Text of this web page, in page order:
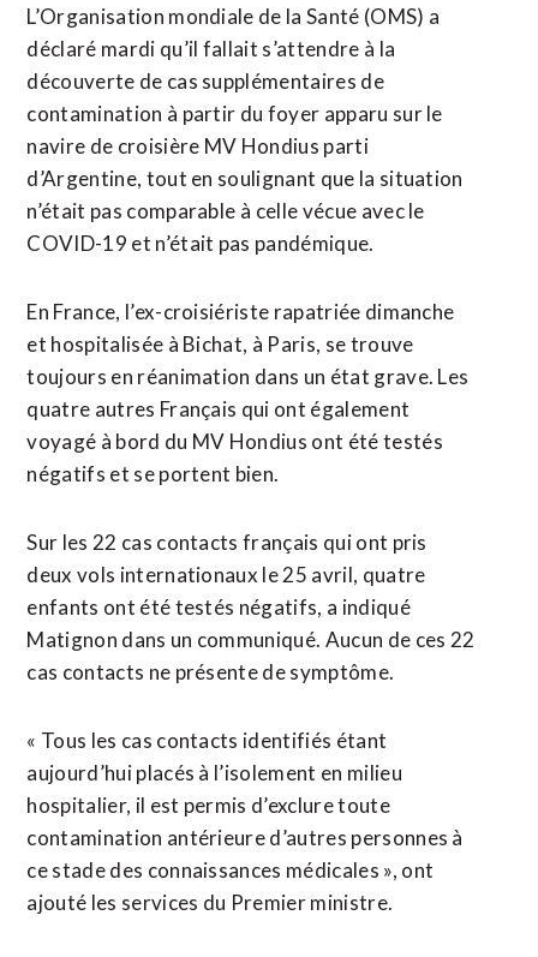
L’Organisation mondiale de la Santé (OMS) a
déclaré mardi qu’il fallait s’attendre à la
découverte de cas supplémentaires de
contamination à partir ​du foyer apparu sur ‌le
navire de croisière MV Hondius parti
d’Argentine, tout en soulignant que la ​situation
n’était pas comparable à ⁠celle vécue avec le
COVID-19 et n’était pas pandémique.
En France, l’ex-croisiériste rapatriée dimanche
et hospitalisée à Bichat, ‌à Paris, se trouve
toujours ‌en réanimation dans un état grave. Les
quatre autres Français qui ont également
voyagé à bord du MV Hondius ont été testés
négatifs et se portent bien.
Sur les 22 cas contacts français qui ont pris
deux vols internationaux le 25 avril, quatre
enfants ont été ​testés négatifs, a indiqué
Matignon dans un communiqué. Aucun de ces 22
cas contacts ne présente de symptôme.
« Tous les cas contacts identifiés étant
aujourd’hui placés à l’isolement en milieu
hospitalier, il est permis d’exclure toute
contamination antérieure d’autres personnes à
ce stade des connaissances médicales », ont
ajouté les services du Premier ministre.